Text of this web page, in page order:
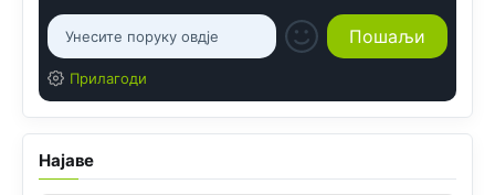
Прилагоди
Најаве